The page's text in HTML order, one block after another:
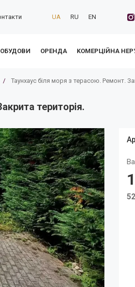
UA RU EN
ОРЕНДА KОМЕРЦІЙНА
/ Таунхаус біля моря з терасою. Ремонт.
територія.